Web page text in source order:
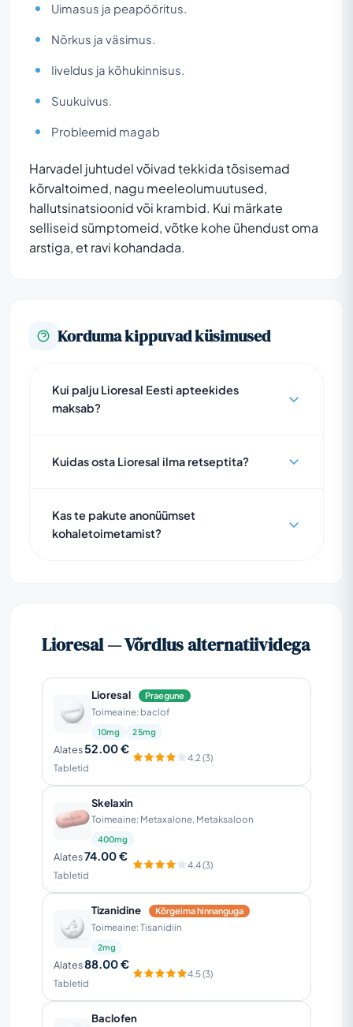
Uimasus ja peapööritus.
Nõrkus ja väsimus.
Iiveldus ja kõhukinnisus.
Suukuivus.
Probleemid magab
Harvadel juhtudel võivad tekkida tõsisemad
kõrvaltoimed, nagu meeleolumuutused,
hallutsinatsioonid või krambid. Kui märkate
selliseid sümptomeid, võtke kohe ühendust oma
arstiga, et ravi kohandada.
Korduma kippuvad küsimused
Kui palju Lioresal Eesti apteekides
maksab?
Kuidas osta Lioresal ilma retseptita?
Kas te pakute anonüümset
kohaletoimetamist?
Lioresal — Võrdlus alternatiividega
Lioresal Praegune
Toimeaine: baclof
10mg 25mg
Alates52.00 €
Tabletid
4.2 (3)
Skelaxin
Toimeaine: Metaxalone, Metaksaloon
400mg
Alates74.00 €
Tabletid
4.4 (3)
Tizanidine Kõrgeima hinnanguga
Toimeaine: Tisanidiin
2mg
Alates88.00 €
Tabletid
4.5 (3)
Baclofen